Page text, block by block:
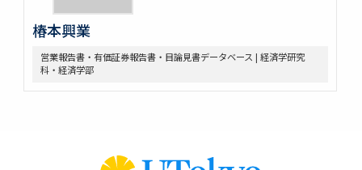
椿本興業
営業報告書・有価証券報告書・目論見書データベース | 経済学研究
科・経済学部